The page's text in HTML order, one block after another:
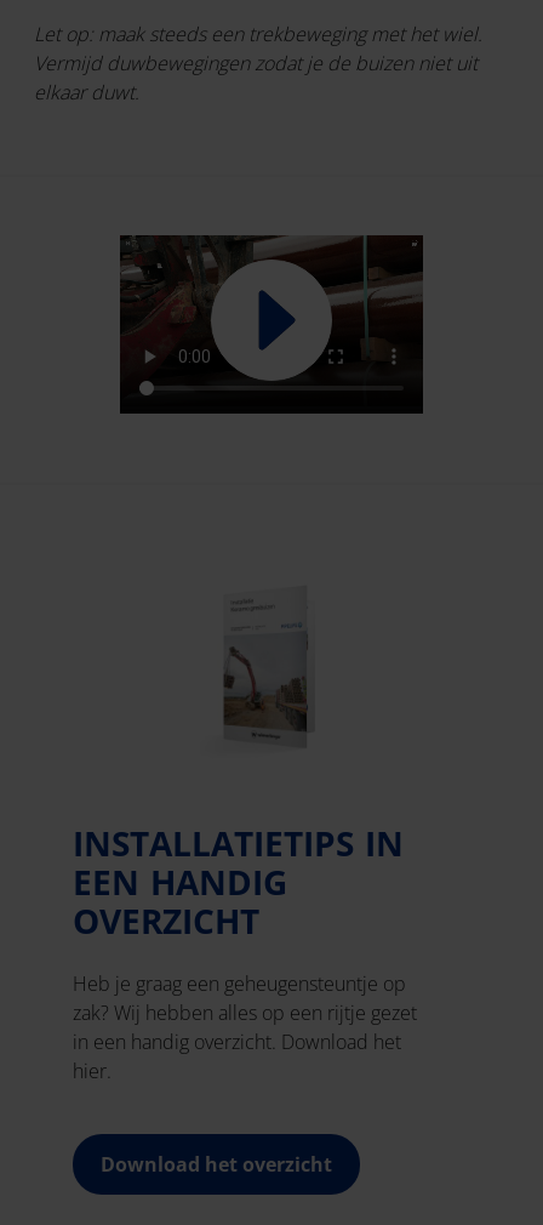
Let op: maak steeds een trekbeweging met het wiel.
Vermijd duwbewegingen zodat je de buizen niet uit
elkaar duwt.
INSTALLATIETIPS IN
EEN HANDIG
OVERZICHT
Heb je graag een geheugensteuntje op
zak? Wij hebben alles op een rijtje gezet
in een handig overzicht. Download het
hier.
Download het overzicht